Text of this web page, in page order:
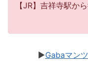
【JR】吉祥寺駅か
▶︎Gabaマン